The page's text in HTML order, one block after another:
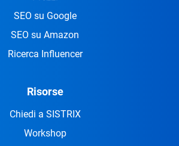
SEO su Google
SEO su Amazon
Ricerca Influencer
Risorse
Chiedi a SISTRIX
Workshop